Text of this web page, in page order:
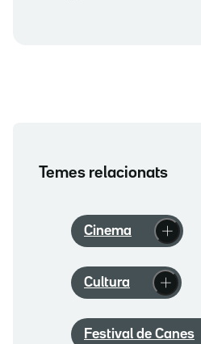
Temes relacionats
Cinema
Cultura
Festival de Canes